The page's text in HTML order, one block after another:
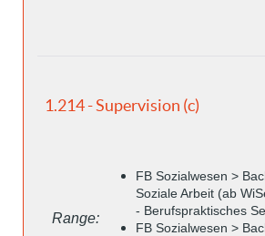
1.214 - Supervision (c)
Range:
FB Sozialwesen >
Soziale Arbeit (ab
- Berufspraktisches
FB Sozialwesen >